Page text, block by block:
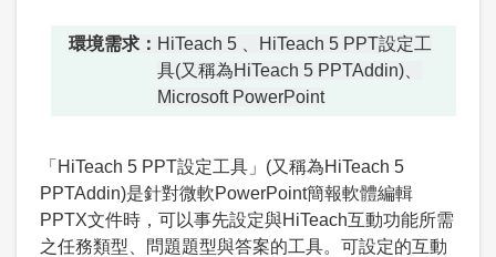
環境需求： HiTeach 5 、HiTeach 5 PPT設定工
具(又稱為HiTeach 5 PPTAddin)、
Microsoft PowerPoint
「HiTeach 5 PPT設定工具」(又稱為HiTeach 5
PPTAddin)是針對微軟PowerPoint簡報軟體編輯
PPTX文件時，可以事先設定與HiTeach互動功能所需
之任務類型、問題題型與答案的工具。可設定的互動